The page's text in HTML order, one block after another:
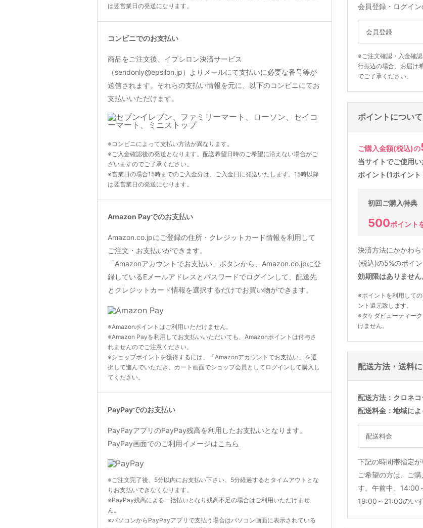
は翌営業日の発送になります。
コンビニでのお支払い
商品をご注文後、イプシロン決済サービス
（sendonly@epsilon.jp）よりメールにて支払いに必要な番号等が
送信されます。それらの支払い情報を元に、以下のコンビニにてお
支払いいただけます。
※コンビニによって支払い方法が異なります。
※ご入金確認後の発送となります。配送希望日時のご希望に沿えない場合がご
ざいますのでご了承ください。
※営業日の場合15時までのご入金分は、ご入金日に発送いたします。15時以降
は翌営業日の発送になります。
Amazon Payでのお支払い
Amazon.co.jpにご登録の住所・クレジットカード情報を利用して
ご注文・お支払いができます。
「Amazonアカウントでお支払い」ボタンから、Amazon.co.jpに登
録しているEメールアドレスとパスワードでログインして、配送先
とクレジットカード情報を選択するだけでお買い物ができます。
※Amazonポイントはご利用いただけません。
※Amazon Payを利用してお支払いいただいても、Amazonポイントは付与さ
れませんのでご注意ください。
※ショップポイントを獲得するには、「Amazonアカウントでお支払い」を選
択して進んでいただき、カート画面でショップ会員としてログインして購入し
てください。
PayPayでのお支払い
PayPayアプリのPayPay残高を利用したお支払いとなります。
PayPay画面でのご利用イメージはこちら
※ご注文完了後、5分以内にお支払い下さい。5分経過するとタイムアウトとな
りお支払いできなくなります。
※PayPay残高による一括払いとなり残高不足の場合はご利用いただけませ
ん。
※パソコンからPayPayアプリで支払う場合はパソコン画面に表示されている
会員登録・ログイン
会員登録
※ご注文確認・入金確
行振込の場合、お届け
でご了承ください。
ポイントについて
ご購入金額(税込)の
当サイトでご使用
ポイント(1ポイント
初回ご購入特典
500ポイント
決済方法にかかわ
(税込)の5%のポイ
効期限はありません
※ポイントを利用して
ント還元致します。
※タケダビューティー
けません。
配送方法・送料
配送方法
クロネ
配送料金
地域に
配送料金
下記の時間帯指定が
ご希望の方は、ご
す。午前中、14:00
19:00～21:00のい